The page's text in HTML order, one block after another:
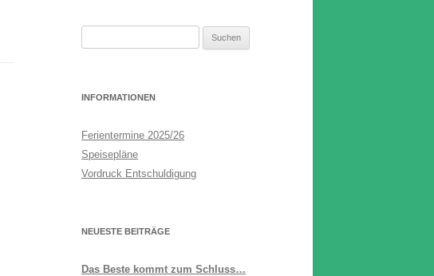
INFORMATIONEN
Ferientermine 2025/26
Speisepläne
Vordruck Entschuldigung
NEUESTE BEITRÄGE
Das Beste kommt zum Schluss…